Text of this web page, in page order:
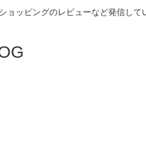
ョッピングのレビューなど発信して